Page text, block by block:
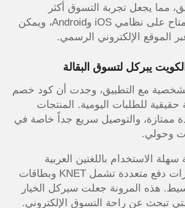
مما يجعل تجربة التسوق أكثر
اقتصادية. التطبيق متاح على نظامي iOS وAndroid، ويمكن
الموقع الإلكتروني الرسمي.
يبركل لتسوق البقالة
مع التطبيق، وجدت أن كود خصم
للطلبات اليومية. المنتجات
ممتازة، والتوصيل سريع جداً خاصة في
وحولي.
سهلة الاستخدام باللغتين العربية
والإنجليزية، مع خيارات دفع متعددة تشمل KNET وبطاقات
هذه المرونة جعلت سيركل الخيار
تبحث عن راحة التسوق الإلكتروني.